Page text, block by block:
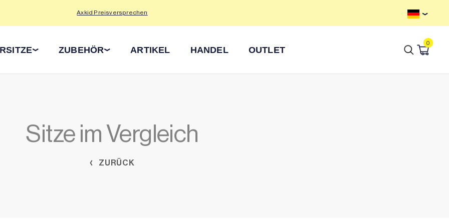
Axkid Preisversprechen
ZUBEHÖR ARTIKEL HANDEL OUTLET
0
Sitze im Vergleich
ZURÜCK